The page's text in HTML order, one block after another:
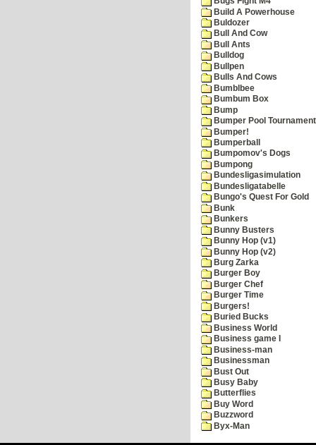
Build A Powerhouse
Buldozer
Bull And Cow
Bull Ants
Bulldog
Bullpen
Bulls And Cows
Bumblbee
Bumbum Box
Bump
Bumper Pool Tournament
Bumper!
Bumperball
Bumpomov's Dogs
Bumpong
Bundesligasimulation
Bundesligatabelle
Bungo's Quest For Gold
Bunk
Bunkers
Bunny Busters
Bunny Hop (v1)
Bunny Hop (v2)
Burg Zarka
Burger Boy
Burger Chef
Burger Time
Burgers!
Buried Bucks
Business World
Business game I
Business-man
Businessman
Bust Out
Busy Baby
Butterflies
Buy Word
Buzzword
Byx-Man